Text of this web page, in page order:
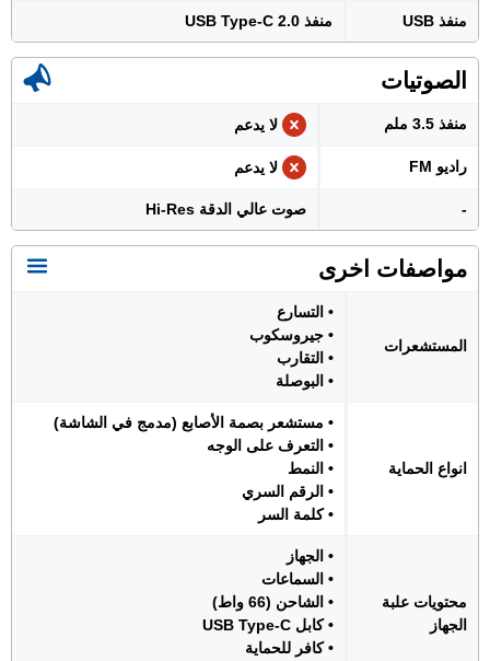
منفذ USB منفذ USB Type-C 2.0
الصوتيات
منفذ 3.5 ملم لا يدعم
راديو FM لا يدعم
- صوت عالي الدقة Hi-Res
مواصفات اخرى
المستشعرات
• التسارع
• جيروسكوب
• التقارب
• البوصلة
انواع الحماية
• مستشعر بصمة الأصابع (مدمج في الشاشة)
• التعرف على الوجه
• النمط
• الرقم السري
• كلمة السر
محتويات علبة
الجهاز
• الجهاز
• السماعات
• الشاحن (66 واط)
• كابل USB Type-C
• كافر للحماية